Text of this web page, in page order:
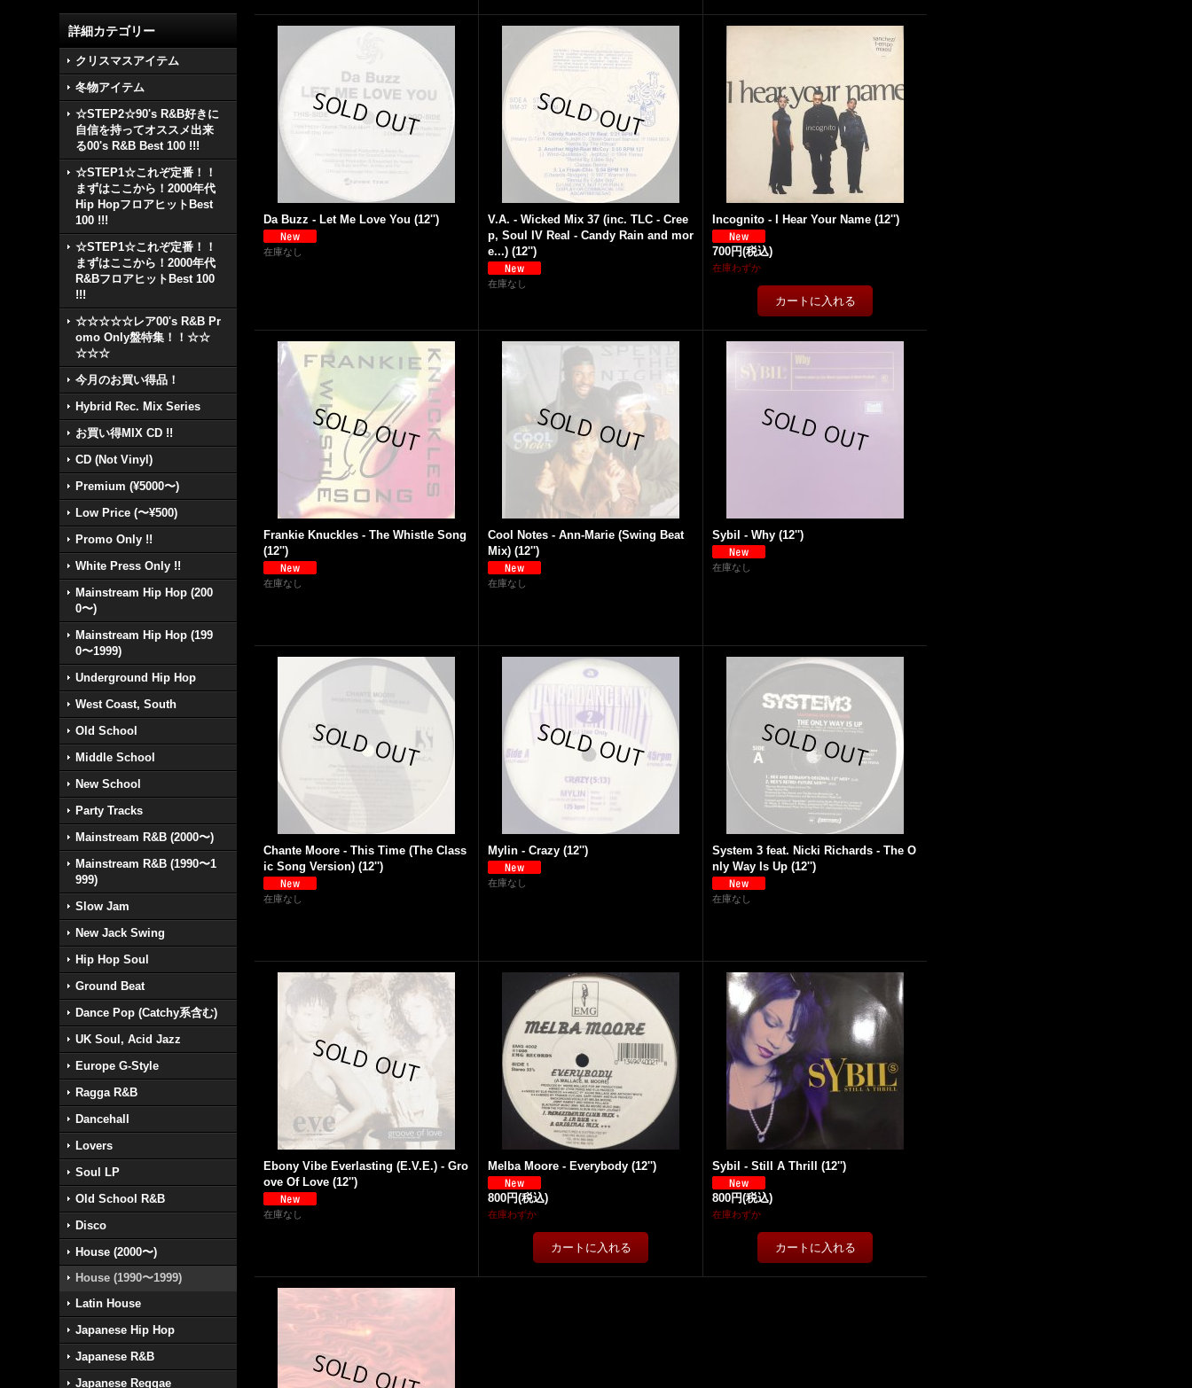
詳細カテゴリー
クリスマスアイテム
冬物アイテム
☆STEP2☆90's R&B好きに
自信を持ってオススメ出来
る00's R&B Best 100 !!!
☆STEP1☆これぞ定番！！
まずはここから！2000年代
Hip HopフロアヒットBest
100 !!!
☆STEP1☆これぞ定番！！
まずはここから！2000年代
R&BフロアヒットBest 100
!!!
☆☆☆☆☆レア00's R&B Pr
omo Only盤特集！！☆☆
☆☆☆
今月のお買い得品！
Hybrid Rec. Mix Series
お買い得MIX CD !!
CD (Not Vinyl)
Premium (¥5000〜)
Low Price (〜¥500)
Promo Only !!
White Press Only !!
Mainstream Hip Hop (200
0〜)
Mainstream Hip Hop (199
0〜1999)
Underground Hip Hop
West Coast, South
Old School
Middle School
New School
Party Tracks
Mainstream R&B (2000〜)
Mainstream R&B (1990〜1
999)
Slow Jam
New Jack Swing
Hip Hop Soul
Ground Beat
Dance Pop (Catchy系含む)
UK Soul, Acid Jazz
Europe G-Style
Ragga R&B
Dancehall
Lovers
Soul LP
Old School R&B
Disco
House (2000〜)
House (1990〜1999)
Latin House
Japanese Hip Hop
Japanese R&B
Japanese Reggae
Da Buzz - Let Me Love You (12'')
在庫なし
V.A. - Wicked Mix 37 (inc. TLC - Cree
p, Soul IV Real - Candy Rain and mor
e...) (12'')
在庫なし
Incognito - I Hear Your Name (12'')
700円(税込)
在庫わずか
Frankie Knuckles - The Whistle Song
(12'')
在庫なし
Cool Notes - Ann-Marie (Swing Beat
Mix) (12'')
在庫なし
Sybil - Why (12'')
在庫なし
Chante Moore - This Time (The Class
ic Song Version) (12'')
在庫なし
Mylin - Crazy (12'')
在庫なし
System 3 feat. Nicki Richards - The O
nly Way Is Up (12'')
在庫なし
Ebony Vibe Everlasting (E.V.E.) - Gro
ove Of Love (12'')
在庫なし
Melba Moore - Everybody (12'')
800円(税込)
在庫わずか
Sybil - Still A Thrill (12'')
800円(税込)
在庫わずか